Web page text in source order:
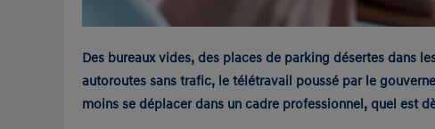
Des bureaux vides, des places de parking désertes dans
autoroutes sans trafic, le télétravail poussé par le
moins se déplacer dans un cadre professionnel, quel est